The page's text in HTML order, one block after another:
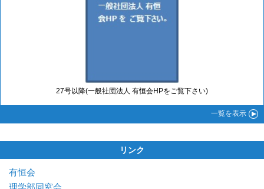
27号以降(一般社団法人 有恒会HPをご覧下さい)
一覧を表示
リンク
有恒会